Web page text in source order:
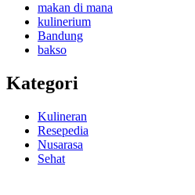
makan di mana
kulinerium
Bandung
bakso
Kategori
Kulineran
Resepedia
Nusarasa
Sehat